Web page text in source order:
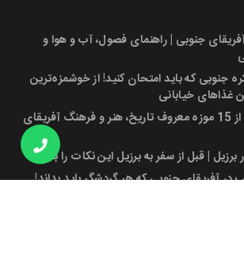
جنوبی | راهنمای فصول، آب و هوا و
کره جنوبی که باید امتحان کنید! از خوشمزه‌ترین
غذاهای خیابانی
راهنمای کامل بازدید از 15 موزه معروف تاریخ، هنر و فرهنگ آفریقای
| قبل از سفر به برزیل این نکات را بدانید!